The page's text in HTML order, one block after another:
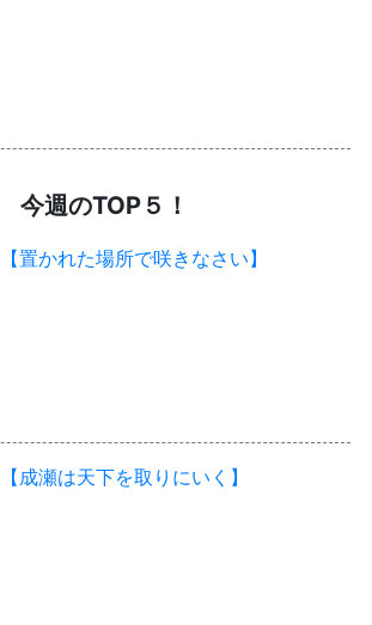
今週のTOP５！
【置かれた場所で咲きなさい】
【成瀬は天下を取りにいく】